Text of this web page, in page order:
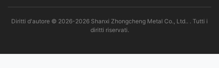
Diritti d'autore © 2026-2026 Shanxi Zhongcheng Metal Co., Ltd.. . Tutti i
diritti riservati.